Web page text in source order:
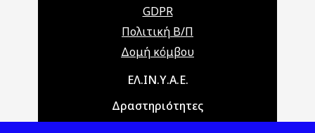
GDPR
Πολιτική Β/Π
Δομή κόμβου
Main navigationΕΛ.ΙΝ.Υ.Α.Ε.
Δραστηριότητες